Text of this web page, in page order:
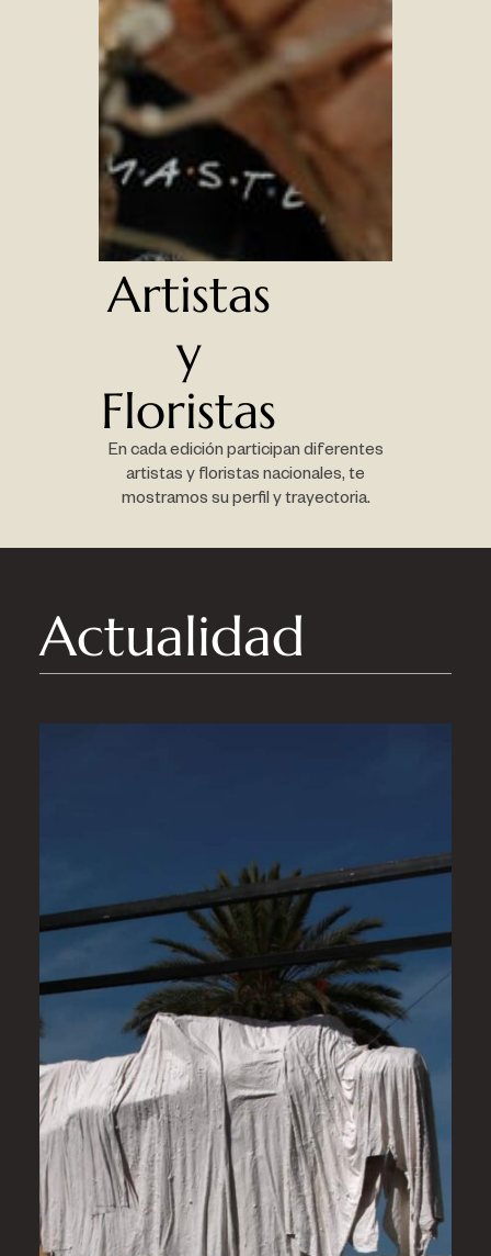
Artistas
y
Floristas
En cada edición participan diferentes
artistas y floristas nacionales, te
mostramos su perfil y trayectoria.
Actualidad